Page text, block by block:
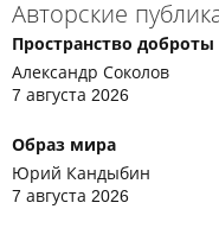
Авторские
Пространство
Александр Соколов
7 августа 2026
Образ мира
Юрий Кандыбин
7 августа 2026